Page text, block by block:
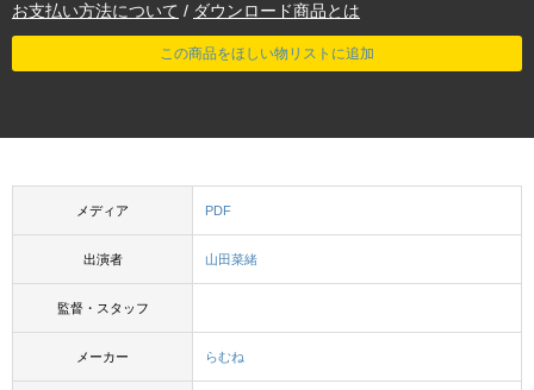
お支払い方法について / ダウンロード商品とは
この商品をほしい物リストに追加
メディア PDF
出演者 山田菜緒
監督・スタッフ
メーカー らむね